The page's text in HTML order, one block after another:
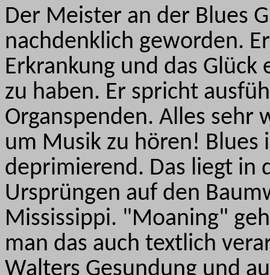
Der Meister an der Blues
nachdenklich geworden.
Erkrankung und das
zu haben. Er spricht
Organspenden. Alles sehr
um Musik zu hören! Blues
deprimierend. Das liegt in
Ursprüngen auf den
Mississippi. "Moaning"
man das auch textlich
Walters Gesundung und